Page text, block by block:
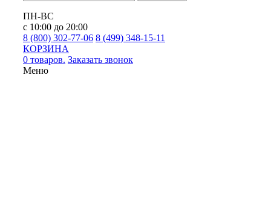
ПН-ВС
с 10:00 до 20:00
8 (800) 302-77-06 8 (499) 348-15-11
КОРЗИНА
0 товаров. Заказать звонок
Меню